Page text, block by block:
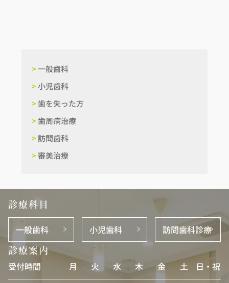
>一般歯科
> 小児歯科
>歯を失った方
>歯周病治療
>訪問歯科
>審美治療
診療科目
一般歯科 小児歯科 訪問歯科診療
診療案内
受付時間 月 火 水 木 金 土
日・祝